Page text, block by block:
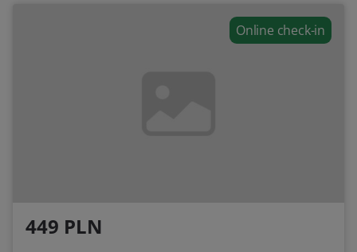
Online check-in
449 PLN